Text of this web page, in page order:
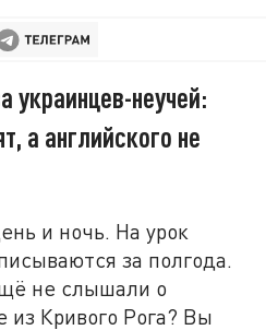
украинцев-неучей:
а английского не
и ночь. На урок
за полгода.
не слышали о
из Кривого Рога? Вы